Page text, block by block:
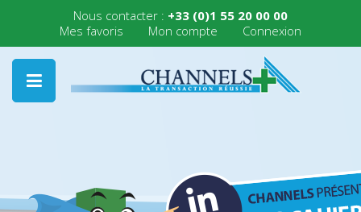
Nous contacter : +33 (0)1 55 20 00 00
Mes favoris
Mon compte Connexion